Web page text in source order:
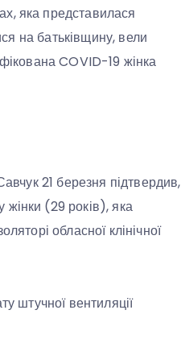
яка представилася
на батьківщину, вели
COVID-19 жінка
21 березня підтвердив,
(29 років), яка
обласної клінічної
штучної вентиляції